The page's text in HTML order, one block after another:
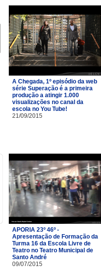
A Chegada, 1º episódio da web
série Superação é a primeira
produção a atingir 1.000
visualizações no canal da
escola no You Tube!
21/09/2015
APORIA 23º 46º -
Apresentação de Formação da
Turma 16 da Escola Livre de
Teatro no Teatro Municipal de
Santo André
09/07/2015